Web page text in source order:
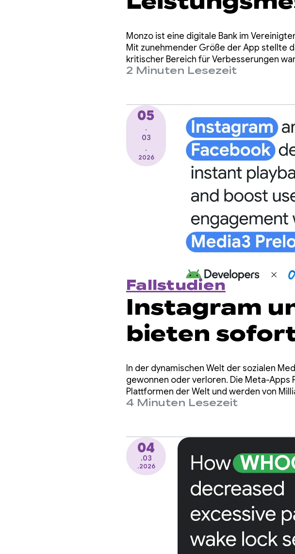
einem
um bis zu
Monzo ist eine digitale Bank im
Mit zunehmender Größe der App stellte
kritischer Bereich für Verbesserungen
Änderungen an der Codebasis
2 Minuten Lesezeit
05
.
03
.
2026
Fallstudien
Instagram
bieten
Wiedergabe
die
Media3
In der dynamischen Welt der sozialen
gewonnen oder verloren. Die Meta-Apps
Plattformen der Welt und werden von
4 Minuten Lesezeit
04
.03
.2026